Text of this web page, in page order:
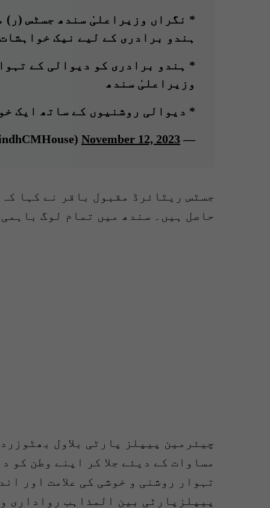
* نگراں وزیراعلیٰ سندھ جسٹس (ر)
ہندو برادری کے لیے نیک خواہشات
* ہندو برادری کو دیوالی کے
وزیراعلیٰ سندھ
* دیوالی روشنیوں کے ساتھ ایک
— Sindh Chief Minister House (@SindhCMHouse)
November 12, 2023
جسٹس ریٹائرڈ مقبول باقر نے کہا
حاصل ہیں۔ سندھ میں تمام لوگ
چیئرمین پیپلز پارٹی بلاول
مساوات کے دیئے جلا کر اپنے وطن کو
تہوار روشنی و خوشی کی علامت اور
پیپلزپارٹی بین المذاہب رواداری